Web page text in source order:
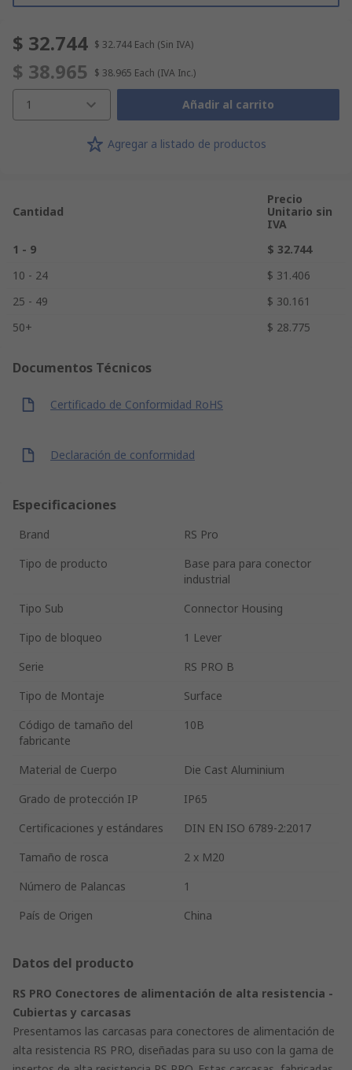
$ 32.744 $ 32.744 Each (Sin IVA)
$ 38.965 $ 38.965 Each (IVA Inc.)
1 Añadir al carrito
Agregar a listado de productos
Cantidad
Precio
Unitario sin
IVA
1 - 9
$ 32.744
10 - 24
$ 31.406
25 - 49
$ 30.161
50+
$ 28.775
Documentos Técnicos
Certificado de Conformidad RoHS
Declaración de conformidad
Especificaciones
Brand
RS Pro
Tipo de producto
Base para para conector
industrial
Tipo Sub
Connector Housing
Tipo de bloqueo
1 Lever
Serie
RS PRO B
Tipo de Montaje
Surface
Código de tamaño del
fabricante
10B
Material de Cuerpo
Die Cast Aluminium
Grado de protección IP
IP65
Certificaciones y estándares
DIN EN ISO 6789-2:2017
Tamaño de rosca
2 x M20
Número de Palancas
1
País de Origen
China
Datos del producto
RS PRO Conectores de alimentación de alta resistencia -
Cubiertas y carcasas
Presentamos las carcasas para conectores de alimentación de
alta resistencia RS PRO, diseñadas para su uso con la gama de